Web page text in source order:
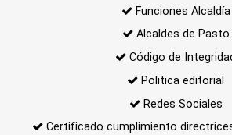
Funciones Alcaldía
Alcaldes de Pasto
Código de
Politica editorial
Redes Sociales
Certificado cumplimiento